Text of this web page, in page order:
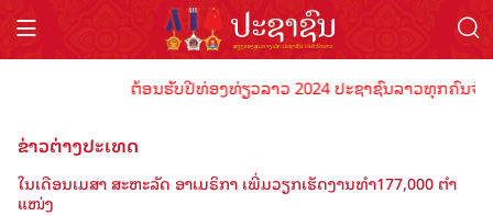
ຕ້ອນຮັບປີທ່ອງທ່ຽວລາວ 2024 ປະຊາຊົນລາວທຸກຄົນຈົ່ງ
ຂ່າວຕ່າງປະເທດ
ໃນ​ເດືອນ​ເມ​ສາ ສະ​ຫະ​ລັດ ອາເມຣິກາ ​ເພີ່ມ​ວຽກ​ເຮັດ​ງານ​ທໍາ​177,000 ຕໍາ​
ແໜ່ງ​